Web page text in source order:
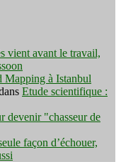
vient avant le travail,
Mapping à Istanbul
Etude scientifique :
devenir "chasseur de
façon d’échouer,